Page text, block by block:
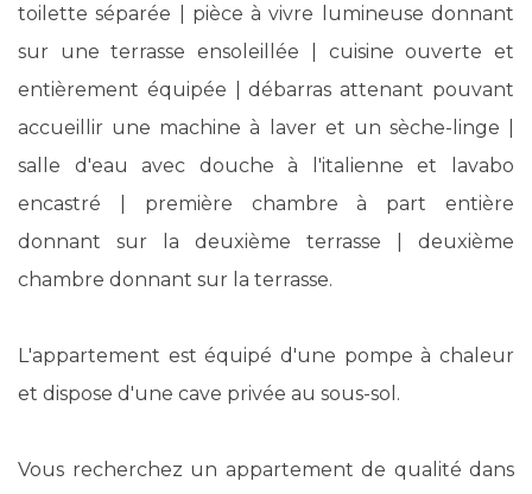
toilette séparée | pièce à vivre lumineuse donnant
sur une terrasse ensoleillée | cuisine ouverte et
entièrement équipée | débarras attenant pouvant
accueillir une machine à laver et un sèche-linge |
salle d'eau avec douche à l'italienne et lavabo
encastré | première chambre à part entière
donnant sur la deuxième terrasse | deuxième
chambre donnant sur la terrasse.
L'appartement est équipé d'une pompe à chaleur
et dispose d'une cave privée au sous-sol.
Vous recherchez un appartement de qualité dans